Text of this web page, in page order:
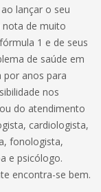
lançar o seu
nota de muito
1 e de seus
de saúde em
por anos para
nos
do atendimento
cardiologista,
fonologista,
e psicólogo.
encontra-se bem.